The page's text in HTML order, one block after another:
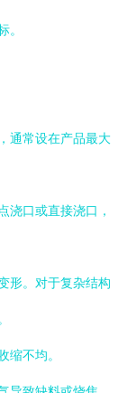
。
通常设在产品最大
浇口或直接浇口，
形。对于复杂结构
缩不均。